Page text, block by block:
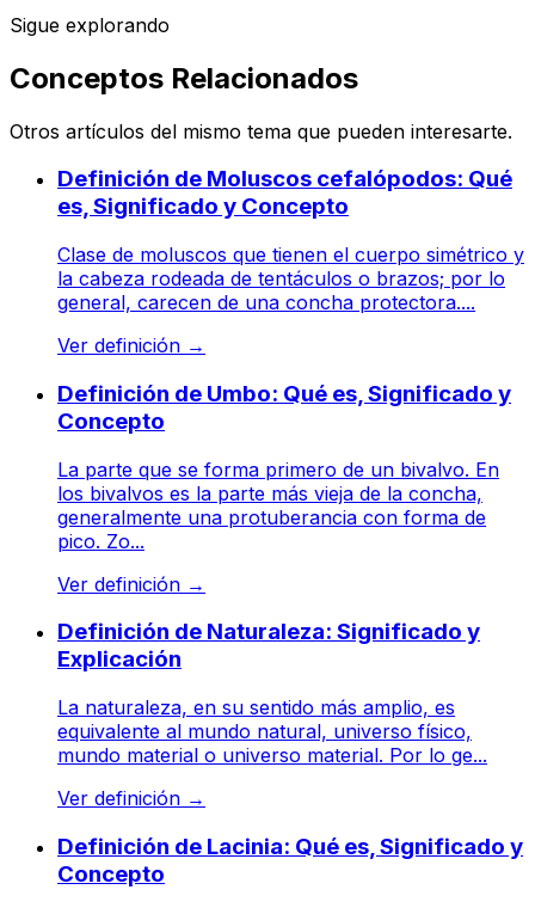
Sigue explorando
Conceptos Relacionados
Otros artículos del mismo tema que pueden interesarte.
Definición de Moluscos cefalópodos: Qué
es, Significado y Concepto
Clase de moluscos que tienen el cuerpo simétrico y
la cabeza rodeada de tentáculos o brazos; por lo
general, carecen de una concha protectora....
Ver definición →
Definición de Umbo: Qué es, Significado y
Concepto
La parte que se forma primero de un bivalvo. En
los bivalvos es la parte más vieja de la concha,
generalmente una protuberancia con forma de
pico. Zo...
Ver definición →
Definición de Naturaleza: Significado y
Explicación
La naturaleza, en su sentido más amplio, es
equivalente al mundo natural, universo físico,
mundo material o universo material. Por lo ge...
Ver definición →
Definición de Lacinia: Qué es, Significado y
Concepto